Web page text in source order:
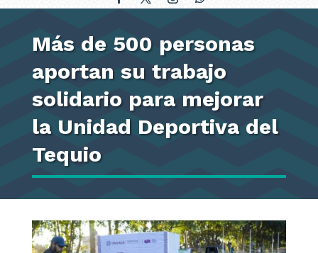
Más de 500 personas
aportan su trabajo
solidario para mejorar
la Unidad Deportiva del
Tequio